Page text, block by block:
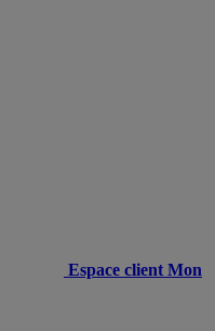
Espace client Mon